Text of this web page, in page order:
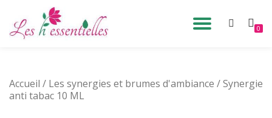
Aller
0
Accueil / Les synergies et brumes d'ambiance / Synergie
anti tabac 10 ML